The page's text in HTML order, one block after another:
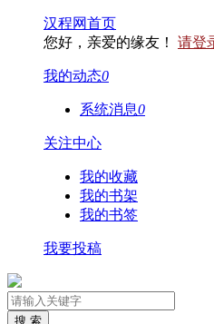
汉程网首页
您好，亲爱的缘友！ 请登
我的动态0
系统消息0
关注中心
我的收藏
我的书架
我的书签
我要投稿